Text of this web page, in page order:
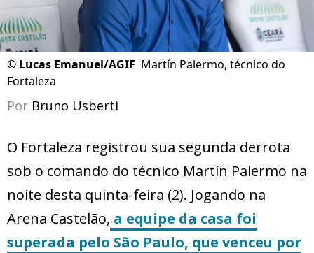
© Lucas Emanuel/AGIF Martín Palermo, técnico do
Fortaleza
Por Bruno Usberti
O Fortaleza registrou sua segunda derrota
sob o comando do técnico Martín Palermo na
noite desta quinta-feira (2). Jogando na
Arena Castelão, a equipe da casa foi
superada pelo São Paulo, que venceu por